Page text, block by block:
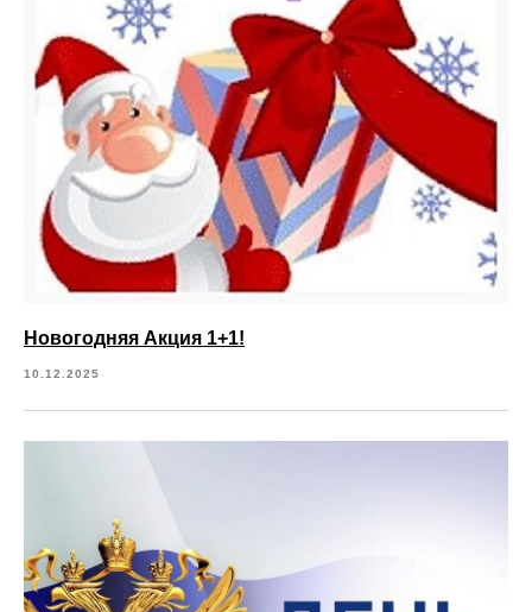
Новогодняя Акция 1+1!
10.12.2025